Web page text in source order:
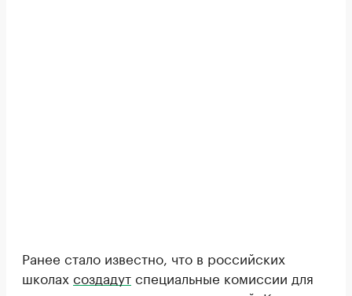
Ранее стало известно, что в российских
школах создадутспециальные комиссии для